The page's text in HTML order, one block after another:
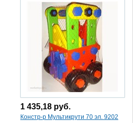
1 435,18 руб.
Констр-р Мультикрути 70 эл. 9202